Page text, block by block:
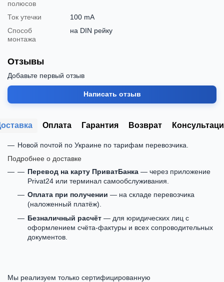
полюсов
Ток утечки
100 mA
Способ
монтажа
на DIN рейку
Отзывы
Добавьте первый отзыв
Написать отзыв
Оплата Гарантия Возврат
Новой почтой по Украине по тарифам перевозчика.
Подробнее о доставке
Перевод на карту ПриватБанка — через приложение
Privat24 или терминал самообслуживания.
Оплата при получении — на складе перевозчика
(наложенный платёж).
Безналичный расчёт — для юридических лиц с
оформлением счёта-фактуры и всех сопроводительных
документов.
Мы реализуем только сертифицированную